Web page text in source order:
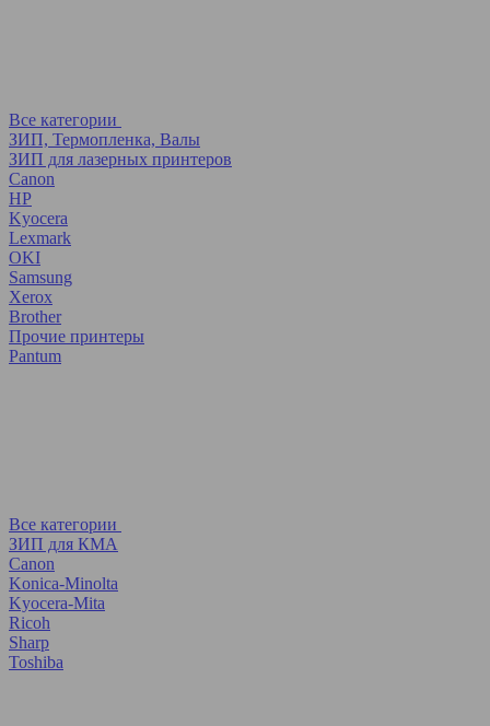
Все категории
ЗИП, Термопленка, Валы
ЗИП для лазерных принтеров
Canon
HP
Kyocera
Lexmark
OKI
Samsung
Xerox
Brother
Прочие принтеры
Pantum
Все категории
ЗИП для КМА
Canon
Konica-Minolta
Kyocera-Mita
Ricoh
Sharp
Toshiba